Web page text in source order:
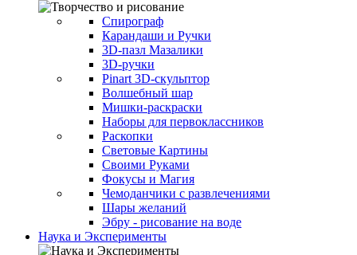
Спирограф
Карандаши и Ручки
3D-пазл Мазалики
3D-ручки
Pinart 3D-скульптор
Волшебный шар
Мишки-раскраски
Наборы для первоклассников
Раскопки
Световые Картины
Своими Руками
Фокусы и Магия
Чемоданчики с развлечениями
Шары желаний
Эбру - рисование на воде
Наука и Эксперименты